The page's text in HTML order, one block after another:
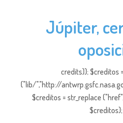
Júpiter,
credits)); $creditos
("lib/","http://
$creditos = str_replace
$creditos);